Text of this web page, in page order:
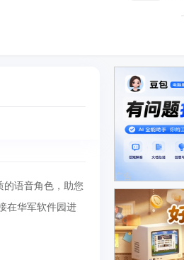
的语音角色，助您
在华军软件园进
广告